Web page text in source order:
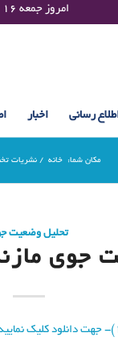
Friday 07 August 2026 , 10:55 UTC ¤¤¤¤ امروز جمعه ۱۶ مرداد ۱۴۰۵ساعت : ۱۰:۵۵
رسانی اخبار
مکان شما: خانه / نشریات
تحلیل وضعیت